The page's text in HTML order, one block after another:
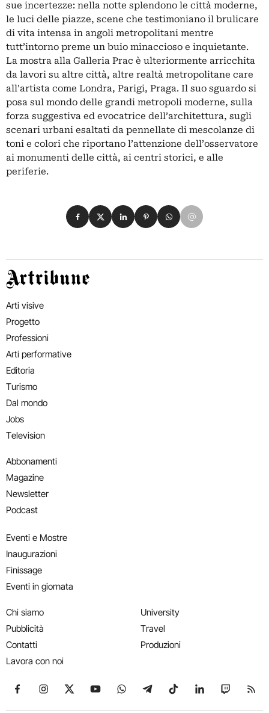
sue incertezze: nella notte splendono le città moderne,
le luci delle piazze, scene che testimoniano il brulicare
di vita intensa in angoli metropolitani mentre
tutt’intorno preme un buio minaccioso e inquietante.
La mostra alla Galleria Prac è ulteriormente arricchita
da lavori su altre città, altre realtà metropolitane care
all’artista come Londra, Parigi, Praga. Il suo sguardo si
posa sul mondo delle grandi metropoli moderne, sulla
forza suggestiva ed evocatrice dell’architettura, sugli
scenari urbani esaltati da pennellate di mescolanze di
toni e colori che riportano l’attenzione dell’osservatore
ai monumenti delle città, ai centri storici, e alle
periferie.
Condividi su Facebook
Condividi su X
Condividi su LinkedIn
Condividi su Pinterest
Condividi su WhatsApp
Condividi su Email
Artribune
Arti visive
Progetto
Professioni
Arti performative
Editoria
Turismo
Dal mondo
Jobs
Television
Abbonamenti
Magazine
Newsletter
Podcast
Eventi e Mostre
Inaugurazioni
Finissage
Eventi in giornata
Chi siamo
Pubblicità
Contatti
Lavora con noi
University
Travel
Produzioni
Seguici su Facebook
Seguici su Instagram
Seguici su X
Seguici su YouTube
Seguici su WhatsApp
Seguici su Telegram
Seguici su TikTok
Seguici su
Seguici